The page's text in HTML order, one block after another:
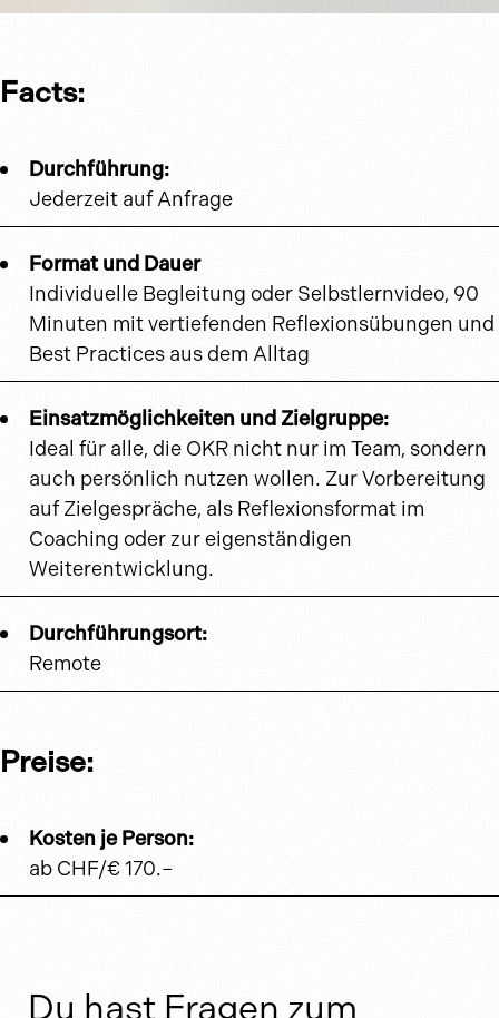
Facts:
Durchführung:
Jederzeit auf Anfrage
Format und Dauer
Individuelle Begleitung oder Selbstlernvideo, 90
Minuten mit vertiefenden Reflexionsübungen und
Best Practices aus dem Alltag
Einsatzmöglichkeiten und Zielgruppe:
Ideal für alle, die OKR nicht nur im Team, sondern
auch persönlich nutzen wollen. Zur Vorbereitung
auf Zielgespräche, als Reflexionsformat im
Coaching oder zur eigenständigen
Weiterentwicklung.
Durchführungsort:
Remote
Preise:
Kosten je Person:
ab CHF/€ 170.–
Du hast Fragen zum